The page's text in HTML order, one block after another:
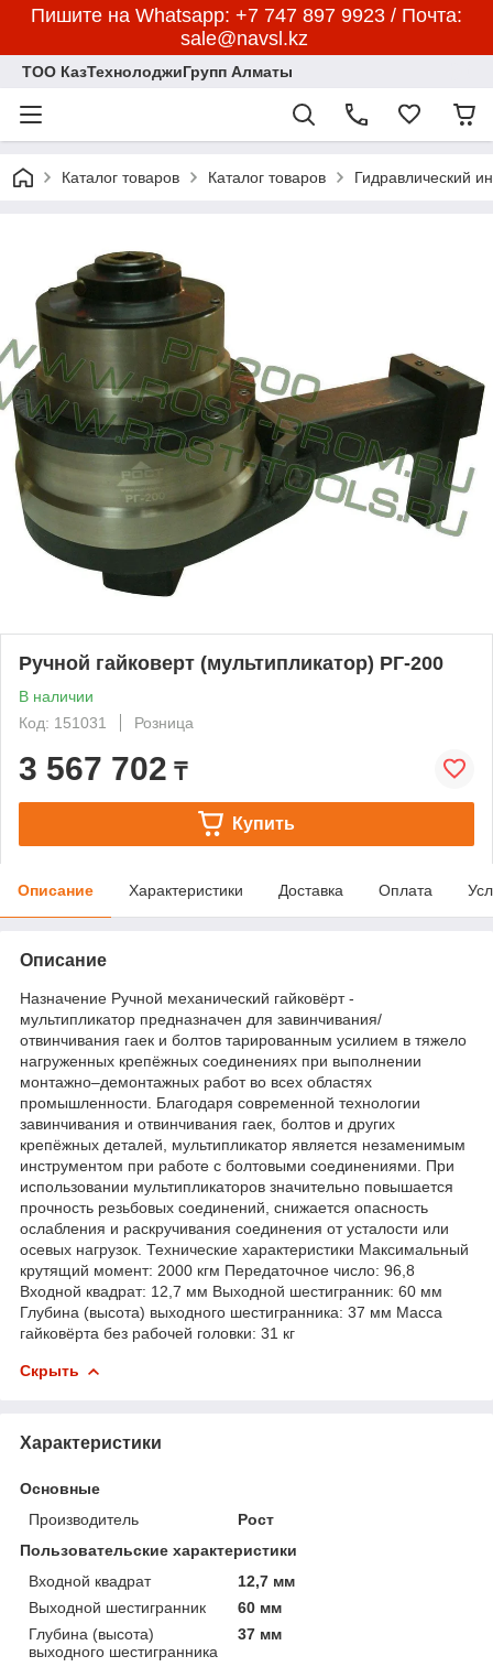
Пишите на Whatsapp: +7 747 897 9923 / Почта:
sale@navsl.kz
ТОО КазТехнолоджиГрупп Алматы
Каталог товаров Каталог товаров Гидравлический
Ручной гайковерт (мультипликатор) РГ-200
В наличии
Код: 151031
Розница
3 567 702 ₸
Купить
Описание Характеристики Доставка Оплата
Описание
Назначение Ручной механический гайковёрт -
мультипликатор предназначен для завинчивания/
отвинчивания гаек и болтов тарированным усилием в тяжело
нагруженных крепёжных соединениях при выполнении
монтажно–демонтажных работ во всех областях
промышленности. Благодаря современной технологии
завинчивания и отвинчивания гаек, болтов и других
крепёжных деталей, мультипликатор является незаменимым
инструментом при работе с болтовыми соединениями. При
использовании мультипликаторов значительно повышается
прочность резьбовых соединений, снижается опасность
ослабления и раскручивания соединения от усталости или
осевых нагрузок. Технические характеристики Максимальный
крутящий момент: 2000 кгм Передаточное число: 96,8
Входной квадрат: 12,7 мм Выходной шестигранник: 60 мм
Глубина (высота) выходного шестигранника: 37 мм Масса
гайковёрта без рабочей головки: 31 кг
Скрыть
Характеристики
Основные
Производитель
Рост
Пользовательские характеристики
Входной квадрат
12,7 мм
Выходной шестигранник
60 мм
Глубина (высота)
выходного шестигранника
37 мм